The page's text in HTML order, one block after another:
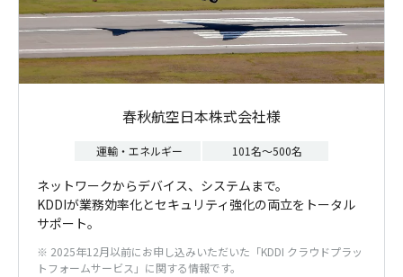
春秋航空日本株式会社様
運輸・エネルギー 101名～500名
ネットワークからデバイス、システムまで。
KDDIが業務効率化とセキュリティ強化の両立をトータル
サポート。
※ 2025年12月以前にお申し込みいただいた「KDDI クラウドプラッ
トフォームサービス」に関する情報です。